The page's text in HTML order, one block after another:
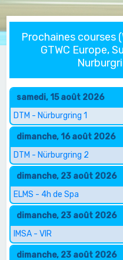
Prochaines courses
GTWC Europe,
samedi, 15 août 2026
DTM - Nürburgring 1
dimanche, 16 août 2026
DTM - Nürburgring 2
dimanche, 23 août 2026
ELMS - 4h de Spa
dimanche, 23 août 2026
IMSA - VIR
dimanche, 23 août 2026